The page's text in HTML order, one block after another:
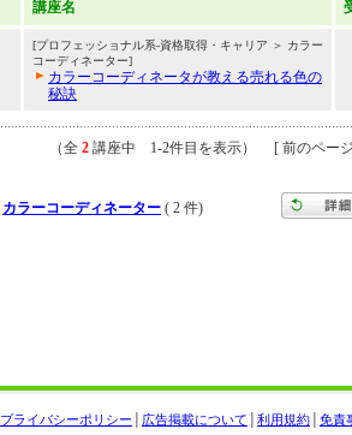
講座名
[プロフェッショナル系-資格取得・キャリア ＞ カラー
コーディネーター]
カラーコーディネータが教える売れる色の
秘訣
（全 2 講座中 1-2件目を表示） [ 前のページ
カラーコーディネーター ( 2 件)
免責
利用規約
広告掲載について
プライバシーポリシー